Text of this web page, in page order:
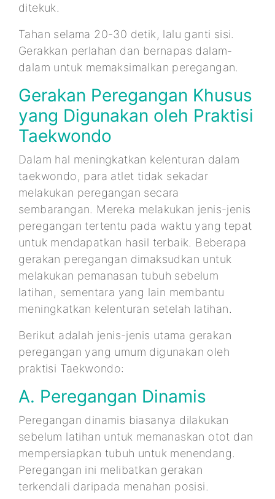
ditekuk.
Tahan selama 20-30 detik, lalu ganti sisi.
Gerakkan perlahan dan bernapas dalam-
dalam untuk memaksimalkan peregangan.
Gerakan Peregangan Khusus
yang Digunakan oleh Praktisi
Taekwondo
Dalam hal meningkatkan kelenturan dalam
taekwondo, para atlet tidak sekadar
melakukan peregangan secara
sembarangan. Mereka melakukan jenis-jenis
peregangan tertentu pada waktu yang tepat
untuk mendapatkan hasil terbaik. Beberapa
gerakan peregangan dimaksudkan untuk
melakukan pemanasan tubuh sebelum
latihan, sementara yang lain membantu
meningkatkan kelenturan setelah latihan.
Berikut adalah jenis-jenis utama gerakan
peregangan yang umum digunakan oleh
praktisi Taekwondo:
A. Peregangan Dinamis
Peregangan dinamis biasanya dilakukan
sebelum latihan untuk memanaskan otot dan
mempersiapkan tubuh untuk menendang.
Peregangan ini melibatkan gerakan
terkendali daripada menahan posisi.